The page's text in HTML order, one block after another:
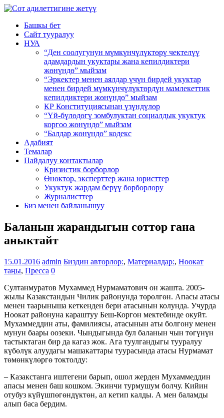
Башкы бет
Сайт тууралуу
НУА
“Ден соолугунун мүмкүнчүлүктөрү чектелүү
адамдардын укуктары жана кепилдиктери
жөнүндө” мыйзам
“Эркектер менен аялдар үчүн бирдей укуктар
менен бирдей мүмкүнчүлүктөрдүн мамлекеттик
кепилдиктери жөнүндө” мыйзам
КР Конституциясынан үзүндүлөр
“Үй-бүлөдөгү зомбулуктан социалдык укуктук
коргоо жөнүндө” мыйзам
“Балдар жөнүндө” кодекс
Адабият
Темалар
Пайдалуу контактылар
Кризистик борборлор
Өнөктөр, эксперттер жана юристтер
Укуктук жардам берүү борборлору
Журналисттер
Биз менен байланышуу
Баланын жарандыгын соттор гана
аныктайт
15.01.2016 admin Биздин авторлор:, Материалдар:, Ноокат
таңы, Пресса 0
Султанмуратов Мухаммед Нурмаматович он жашта. 2005-
жылы Казакстандын Чилик районунда төрөлгөн. Апасы атасы
менен таарыныша кеткенден бери атасынын колунда. Учурда
Ноокат районуна караштуу Беш-Коргон мектебинде окуйт.
Мухаммеддин аты, фамилиясы, атасынын аты болгону менен
мунун баары оозеки. Чындыгында бул баланын чын төгүнүн
тастыктаган бир да кагаз жок. Ага туулгандыгы тууралуу
күбөлүк алуудагы машакаттары туурасында атасы Нурмамат
төмөнкүлөргө токтолду:
– Казакстанга иштегени барып, ошол жерден Мухаммеддин
апасы менен баш кошком. Экинчи турмушум болчу. Кийин
отубуз күйүшпөгөндүктөн, ал кетип калды. А мен баламды
алып баса бердим.